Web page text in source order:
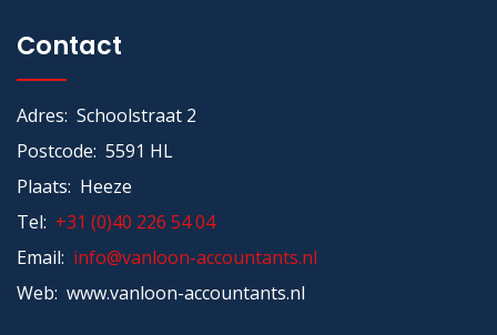
Contact
Adres: Schoolstraat 2
Postcode: 5591 HL
Plaats: Heeze
Tel: +31 (0)40 226 54 04
Email: info@vanloon-accountants.nl
Web: www.vanloon-accountants.nl